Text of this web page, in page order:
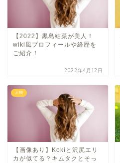
【2022】黒島結菜が美人！
wiki風プロフィールや経歴を
ご紹介！
2022年4月12日
人物
【画像あり】Kokiと沢尻エリ
カが似てる？キムタクとそっ